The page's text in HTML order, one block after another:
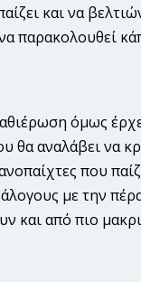
και να
παρακολουθεί
όμως
αναλάβει να
που
με την
και από πιο